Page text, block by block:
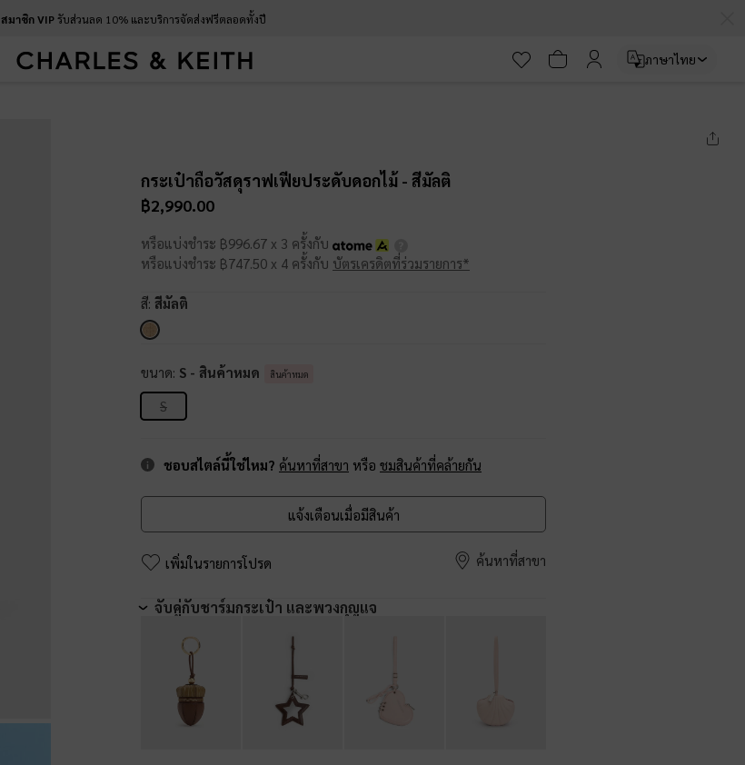
สมาชิก VIPรับส่วนลด 10% และบริการจัดส่งฟรีตลอดทั้งปี
ภาษาไทย
กระเป๋าถือวัสดุราฟเฟียประดับดอกไม้ - สีมัลติ
฿2,990.00
หรือแบ่งชำระ ฿996.67 x 3 ครั้งกับ
หรือแบ่งชำระ ฿747.50 x 4 ครั้งกับ บัตรเครดิตที่ร่วมรายการ*
สี: สีมัลติ
ขนาด: S - สินค้าหมด สินค้าหมด
S
ชอบสไตล์นี้ใช่ไหม? ค้นหาที่สาขา หรือ ชมสินค้าที่คล้ายกัน
แจ้งเตือนเมื่อมีสินค้า
เพิ่มในรายการโปรด ค้นหาที่สาขา
จับคู่กับชาร์มกระเป๋า และพวงกุญแจ